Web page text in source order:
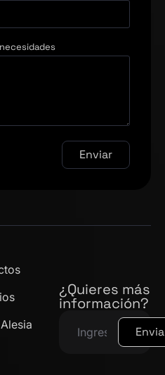
Enviar
¿Quieres más
información?